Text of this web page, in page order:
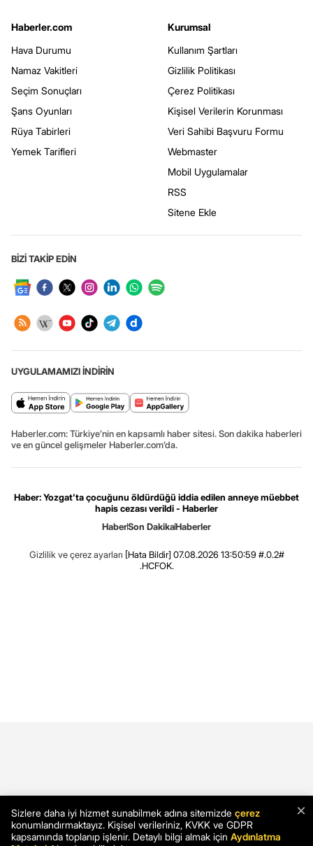
Haberler.com
Hava Durumu
Namaz Vakitleri
Seçim Sonuçları
Şans Oyunları
Rüya Tabirleri
Yemek Tarifleri
Kurumsal
Kullanım Şartları
Gizlilik Politikası
Çerez Politikası
Kişisel Verilerin Korunması
Veri Sahibi Başvuru Formu
Webmaster
Mobil Uygulamalar
RSS
Sitene Ekle
BİZİ TAKİP EDİN
UYGULAMAMIZI İNDİRİN
Haberler.com: Türkiye’nin en kapsamlı haber sitesi. Son dakika haberleri
ve en güncel gelişmeler Haberler.com’da.
Haber: Yozgat'ta çocuğunu öldürdüğü iddia edilen anneye müebbet
hapis cezası verildi - Haberler
HaberSon DakikaHaberler
Gizlilik ve çerez ayarları [Hata Bildir] 07.08.2026 13:50:59 #.0.2#
.HCFOK.
×
Sizlere daha iyi hizmet sunabilmek adına sitemizde çerez
konumlandırmaktayız. Kişisel verileriniz, KVKK ve GDPR
kapsamında toplanıp işlenir. Detaylı bilgi almak için Aydınlatma